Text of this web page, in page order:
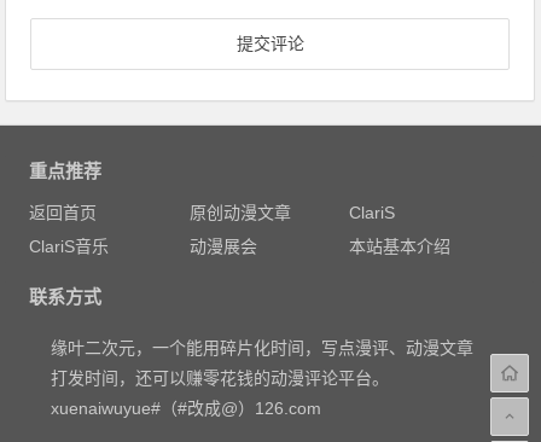
重点推荐
返回首页 原创动漫文章
ClariS
ClariS音乐
动漫展会 本站基本介绍
联系方式
缘叶二次元，一个能用碎片化时间，写点漫评、动漫文章
打发时间，还可以赚零花钱的动漫评论平台。
xuenaiwuyue#（#改成@）126.com